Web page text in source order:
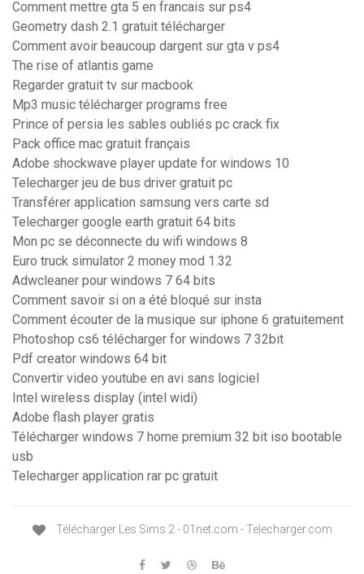
Comment mettre gta 5 en francais sur ps4
Geometry dash 2.1 gratuit télécharger
Comment avoir beaucoup dargent sur gta v ps4
The rise of atlantis game
Regarder gratuit tv sur macbook
Mp3 music télécharger programs free
Prince of persia les sables oubliés pc crack fix
Pack office mac gratuit français
Adobe shockwave player update for windows 10
Telecharger jeu de bus driver gratuit pc
Transférer application samsung vers carte sd
Telecharger google earth gratuit 64 bits
Mon pc se déconnecte du wifi windows 8
Euro truck simulator 2 money mod 1.32
Adwcleaner pour windows 7 64 bits
Comment savoir si on a été bloqué sur insta
Comment écouter de la musique sur iphone 6 gratuitement
Photoshop cs6 télécharger for windows 7 32bit
Pdf creator windows 64 bit
Convertir video youtube en avi sans logiciel
Intel wireless display (intel widi)
Adobe flash player gratis
Télécharger windows 7 home premium 32 bit iso bootable
usb
Telecharger application rar pc gratuit
Télécharger Les Sims 2 - 01net.com - Telecharger.com